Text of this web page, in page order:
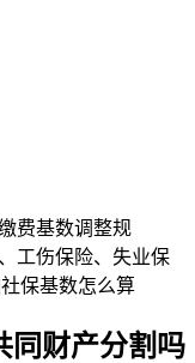
费基数调整规
工伤保险、失业保
保基数怎么算
同财产分割吗